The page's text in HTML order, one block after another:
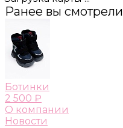
Ранее вы смотрели
Ботинки
2 500 ₽
О компании
Новости